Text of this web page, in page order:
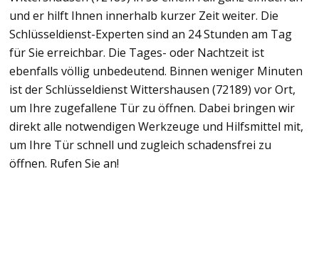
und er hilft Ihnen innerhalb kurzer Zeit weiter. Die
Schlüsseldienst-Experten sind an 24 Stunden am Tag
für Sie erreichbar. Die Tages- oder Nachtzeit ist
ebenfalls völlig unbedeutend. Binnen weniger Minuten
ist der Schlüsseldienst Wittershausen (72189) vor Ort,
um Ihre zugefallene Tür zu öffnen. Dabei bringen wir
direkt alle notwendigen Werkzeuge und Hilfsmittel mit,
um Ihre Tür schnell und zugleich schadensfrei zu
öffnen. Rufen Sie an!